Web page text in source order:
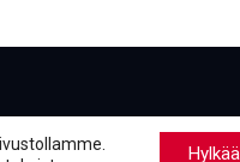
Hylkää